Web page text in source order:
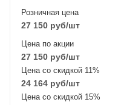
Розничная цена
27 150 руб/шт
Цена по акции
27 150 руб/шт
Цена со скидкой 11%
24 164 руб/шт
Цена со скидкой 15%